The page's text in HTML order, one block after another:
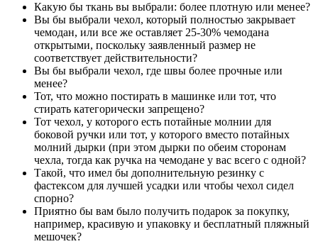
Какую бы ткань вы выбрали: более плотную или менее?
Вы бы выбрали чехол, который полностью закрывает
чемодан, или все же оставляет 25-30% чемодана
открытыми, поскольку заявленный размер не
соответствует действительности?
Вы бы выбрали чехол, где швы более прочные или
менее?
Тот, что можно постирать в машинке или тот, что
стирать категорически запрещено?
Тот чехол, у которого есть потайные молнии для
боковой ручки или тот, у которого вместо потайных
молний дырки (при этом дырки по обеим сторонам
чехла, тогда как ручка на чемодане у вас всего с одной?
Такой, что имел бы дополнительную резинку с
фастексом для лучшей усадки или чтобы чехол сидел
спорно?
Приятно бы вам было получить подарок за покупку,
например, красивую и упаковку и бесплатный пляжный
мешочек?